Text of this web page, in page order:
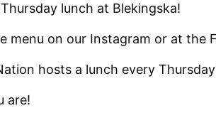
lunch at Blekingska!
menu on our Instagram or at the
hosts a lunch every
are!